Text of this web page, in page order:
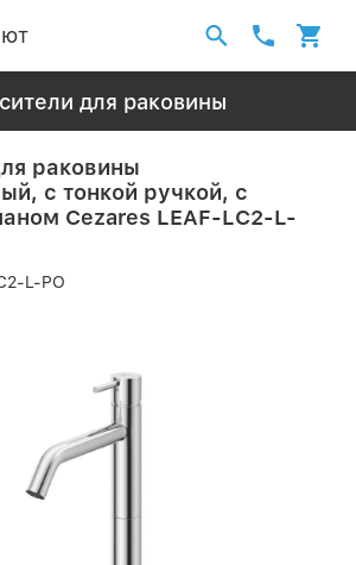
для раковины
раковины
с тонкой ручкой, с
Cezares LEAF-LC2-L-
L-PO